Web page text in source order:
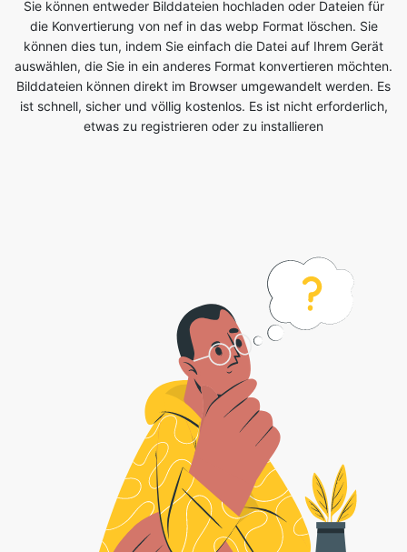
Bilddateien können direkt im Browser umgewandelt werden. Es
ist schnell, sicher und völlig kostenlos. Es ist nicht erforderlich,
etwas zu registrieren oder zu installieren